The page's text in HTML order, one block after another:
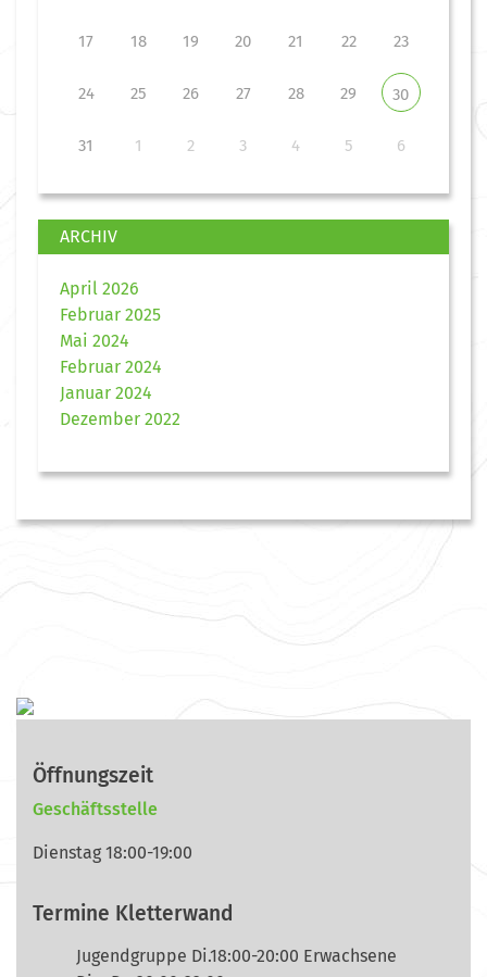
17 18 19 20 21 22 23
24 25 26 27 28 29 30
31 1 2 3 4 5 6
ARCHIV
April 2026
Februar 2025
Mai 2024
Februar 2024
Januar 2024
Dezember 2022
Öffnungszeit
Geschäftsstelle
Dienstag 18:00-19:00
Termine Kletterwand
Jugendgruppe Di.18:00-20:00 Erwachsene